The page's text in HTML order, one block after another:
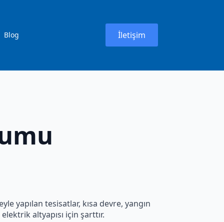
Blog İletişim
yapılan tesisatlar, kısa devre, yangın
altyapısı için şarttır.